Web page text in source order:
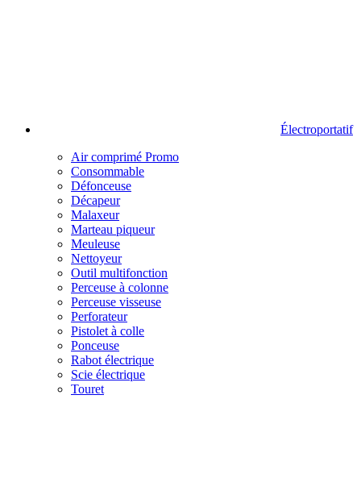
Électroportatif
Air comprimé Promo
Consommable
Défonceuse
Décapeur
Malaxeur
Marteau piqueur
Meuleuse
Nettoyeur
Outil multifonction
Perceuse à colonne
Perceuse visseuse
Perforateur
Pistolet à colle
Ponceuse
Rabot électrique
Scie électrique
Touret